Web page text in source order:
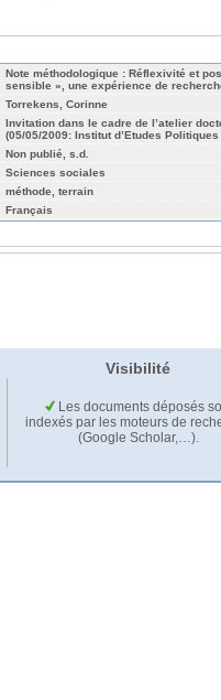
Note méthodologique : Réflexivité et
sensible », une expérience de
Torrekens, Corinne
Invitation dans le cadre de l’atelier
(05/05/2009: Institut d’Etudes
Non publié, s.d.
Sciences sociales
méthode, terrain
Français
Visibilité
Les documents déposés
indexés par les moteurs de
(Google Scholar,…).